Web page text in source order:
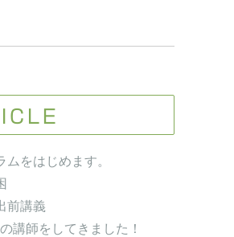
ムをはじめます。
前講義
講師をしてきました！